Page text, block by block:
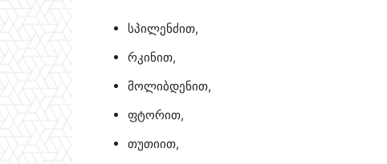
სპილენძით,
რკინით,
მოლიბდენით,
ფტორით,
თუთიით,